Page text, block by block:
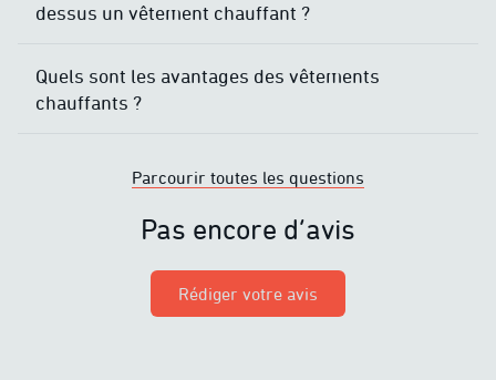
dessus un vêtement chauffant ?
Quels sont les avantages des vêtements
chauffants ?
Parcourir toutes les questions
Pas encore d’avis
Rédiger votre avis